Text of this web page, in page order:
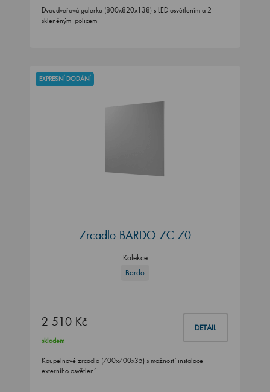
Dvoudveřová galerka (800x820x138) s LED osvětlením a 2
skleněnými policemi
EXPRESNÍ DODÁNÍ
Zrcadlo BARDO ZC 70
Kolekce
Bardo
2 510 Kč DETAIL
skladem
Koupelnové zrcadlo (700x700x35) s možností instalace
externího osvětlení